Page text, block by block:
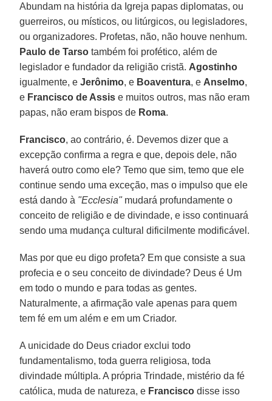
Abundam na história da Igreja papas diplomatas, ou
guerreiros, ou místicos, ou litúrgicos, ou legisladores,
ou organizadores. Profetas, não, não houve nenhum.
Paulo de Tarso também foi profético, além de
legislador e fundador da religião cristã. Agostinho
igualmente, eJerônimo, e Boaventura, e Anselmo,
e Francisco de Assis e muitos outros, mas não eram
papas, não eram bispos de Roma.
Francisco, ao contrário, é. Devemos dizer que a
excepção confirma a regra e que, depois dele, não
haverá outro como ele? Temo que sim, temo que ele
continue sendo uma exceção, mas o impulso que ele
está dando à "Ecclesia"mudará profundamente o
conceito de religião e de divindade, e isso continuará
sendo uma mudança cultural dificilmente modificável.
Mas por que eu digo profeta? Em que consiste a sua
profecia e o seu conceito de divindade? Deus é Um
em todo o mundo e para todas as gentes.
Naturalmente, a afirmação vale apenas para quem
tem fé em um além e em um Criador.
A unicidade do Deus criador exclui todo
fundamentalismo, toda guerra religiosa, toda
divindade múltipla. A própria Trindade, mistério da fé
católica, muda de natureza, e Francisco disse isso